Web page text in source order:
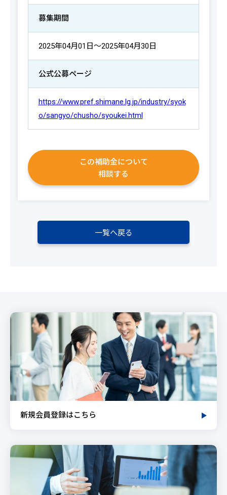
募集期間
2025年04月01日～2025年04月30日
公式公募ページ
https://www.pref.shimane.lg.jp/industry/syok
o/sangyo/chusho/syoukei.html
この補助金について
相談する
一覧へ戻る
新規会員登録はこちら